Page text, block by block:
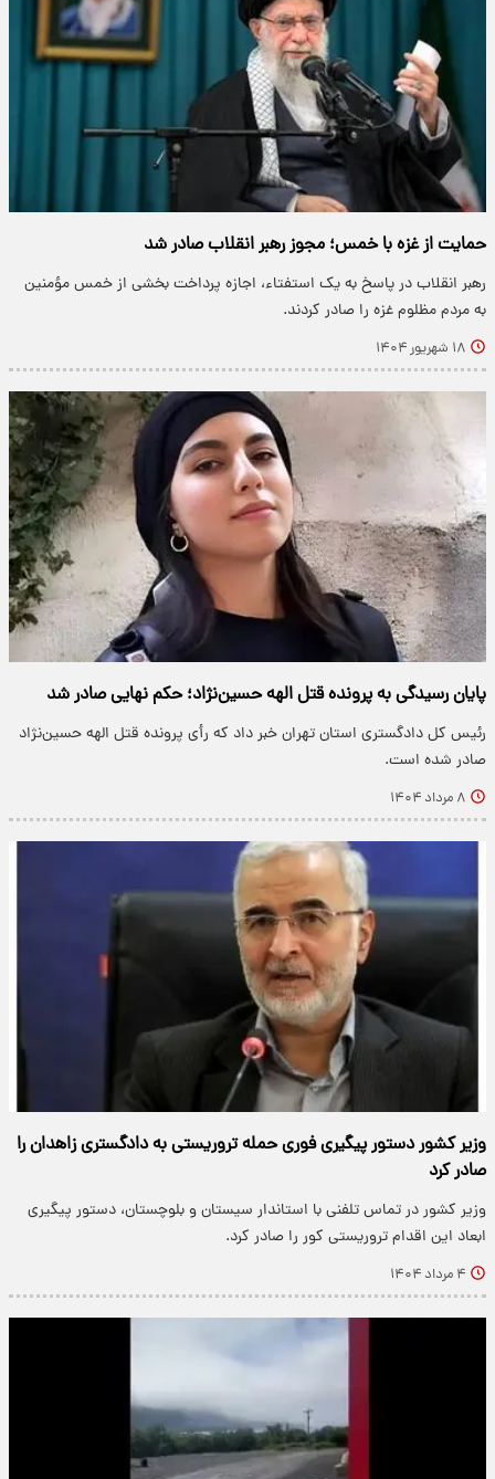
حمایت از غزه با خمس؛ مجوز رهبر انقلاب صادر شد
رهبر انقلاب در پاسخ به یک استفتاء، اجازه پرداخت بخشی از خمس مؤمنین
به مردم مظلوم غزه را صادر کردند.
۱۸ شهریور ۱۴۰۴
پایان رسیدگی به پرونده قتل الهه حسین‌نژاد؛ حکم نهایی صادر شد
رئیس کل دادگستری استان تهران خبر داد که رأی پرونده قتل الهه حسین‌نژاد
صادر شده است.
۸ مرداد ۱۴۰۴
وزیر کشور دستور پیگیری فوری حمله تروریستی به دادگستری زاهدان را
صادر کرد
وزیر کشور در تماس تلفنی با استاندار سیستان و بلوچستان، دستور پیگیری
ابعاد این اقدام تروریستی کور را صادر کرد.
۴ مرداد ۱۴۰۴